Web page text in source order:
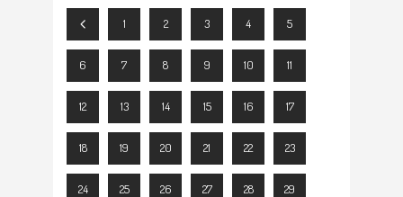
1 2 3 4 5
6 7 8 9 10 11
12 13 14 15 16 17
18 19 20 21 22 23
24 25 26 27 28 29